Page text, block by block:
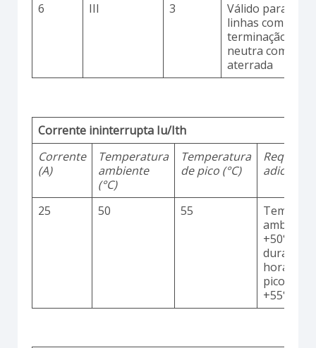
6
III 3
Válido para
linhas com
terminação
neutra comum
aterrada
Corrente ininterrupta Iu/Ith
Corrente
(A)
Temperatura
ambiente
(°C)
Temperatura
de pico (°C)
adicionais
25 50 55
ambiente
+50°C
durante
horas
picos até
+55°C